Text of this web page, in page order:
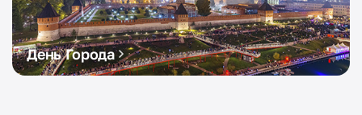
День Города